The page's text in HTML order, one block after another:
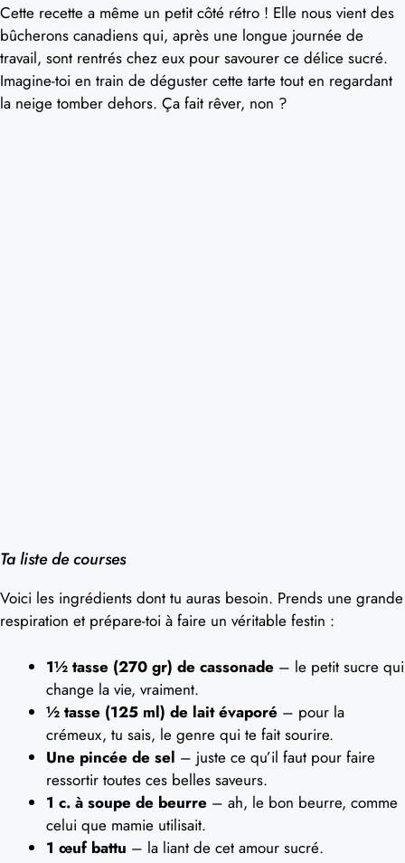
Cette recette a même un petit côté rétro ! Elle nous vient des
bûcherons canadiens qui, après une longue journée de
travail, sont rentrés chez eux pour savourer ce délice sucré.
Imagine-toi en train de déguster cette tarte tout en regardant
la neige tomber dehors. Ça fait rêver, non ?
Ta liste de courses
Voici les ingrédients dont tu auras besoin. Prends une grande
respiration et prépare-toi à faire un véritable festin :
1½ tasse (270 gr) de cassonade – le petit sucre qui
change la vie, vraiment.
½ tasse (125 ml) de lait évaporé – pour la
crémeux, tu sais, le genre qui te fait sourire.
Une pincée de sel – juste ce qu’il faut pour faire
ressortir toutes ces belles saveurs.
1 c. à soupe de beurre – ah, le bon beurre, comme
celui que mamie utilisait.
1 œuf battu – la liant de cet amour sucré.